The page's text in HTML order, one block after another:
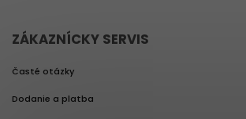
ZÁKAZNÍCKY SERVIS
Časté otázky
Dodanie a platba